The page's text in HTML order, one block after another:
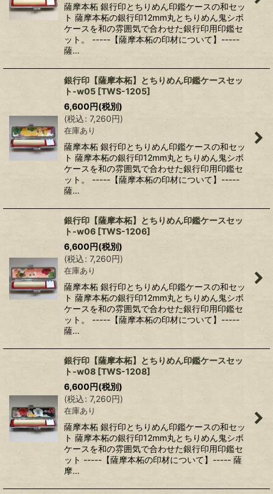
薩摩本柘 銀行印とちりめん印鑑ケースの和セッ
ト 薩摩本柘の銀行印12mm丸とちりめん鬼シボ
ケースを和の雰囲気で合わせた銀行印用印鑑セ
ット。 -----【薩摩本柘の印材について】-----
薩…
銀行印【薩摩本柘】とちりめん印鑑ケースセッ
ト-w05 [TWS-1205]
6,600円(税別)
(税込: 7,260円)
在庫あり
薩摩本柘 銀行印とちりめん印鑑ケースの和セッ
ト 薩摩本柘の銀行印12mm丸とちりめん鬼シボ
ケースを和の雰囲気で合わせた銀行印用印鑑セ
ット。 -----【薩摩本柘の印材について】-----
薩…
銀行印【薩摩本柘】とちりめん印鑑ケースセッ
ト-w06 [TWS-1206]
6,600円(税別)
(税込: 7,260円)
在庫あり
薩摩本柘 銀行印とちりめん印鑑ケースの和セッ
ト 薩摩本柘の銀行印12mm丸とちりめん鬼シボ
ケースを和の雰囲気で合わせた銀行印用印鑑セ
ット。 -----【薩摩本柘の印材について】-----
薩…
銀行印【薩摩本柘】とちりめん印鑑ケースセッ
ト-w08 [TWS-1208]
6,600円(税別)
(税込: 7,260円)
在庫あり
薩摩本柘 銀行印とちりめん印鑑ケースの和セッ
ト 薩摩本柘の銀行印12mm丸とちりめん鬼シボ
ケースを和の雰囲気で合わせた銀行印用印鑑セ
ット -----【薩摩本柘の印材について】----- 薩
摩…